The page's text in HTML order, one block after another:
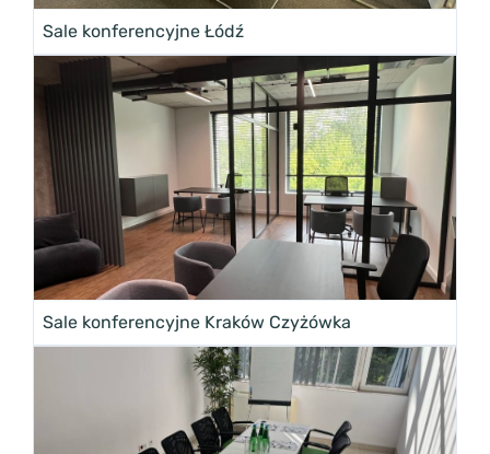
Sale konferencyjne Łódź
Sale konferencyjne Kraków Czyżówka